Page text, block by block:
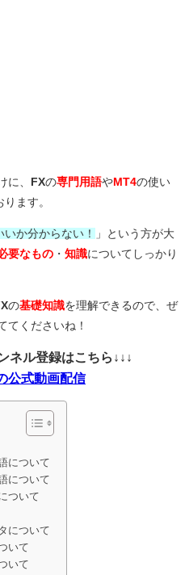
に、 FXの専門用語やMT4の使い
ます。
か分からない！
」という方が大
要なもの ・ 知識についてしっかり
の基礎知識を理解できるので、ぜ
てくださいね！
ネル登録はこちら↓↓↓
公式動画配信
について
について
ついて
について
いて
いて